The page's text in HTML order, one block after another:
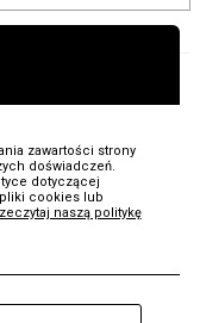
KUP
zawartości strony
doświadczeń.
dotyczącej
cookies lub
naszą politykę